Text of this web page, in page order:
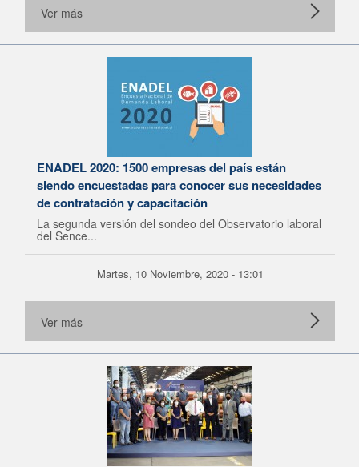
Ver más
ENADEL 2020: 1500 empresas del país están
siendo encuestadas para conocer sus necesidades
de contratación y capacitación
La segunda versión del sondeo del Observatorio laboral
del Sence...
Martes, 10 Noviembre, 2020 - 13:01
Ver más